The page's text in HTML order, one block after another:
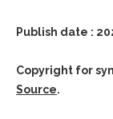
Publish date :
Copyright for
Source.